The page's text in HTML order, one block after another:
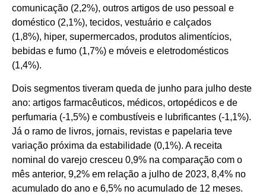
comunicação (2,2%), outros artigos de uso pessoal e
doméstico (2,1%), tecidos, vestuário e calçados
(1,8%), hiper, supermercados, produtos alimentícios,
bebidas e fumo (1,7%) e móveis e eletrodomésticos
(1,4%).
Dois segmentos tiveram queda de junho para julho deste
ano: artigos farmacêuticos, médicos, ortopédicos e de
perfumaria (-1,5%) e combustíveis e lubrificantes (-1,1%).
Já o ramo de livros, jornais, revistas e papelaria teve
variação próxima da estabilidade (0,1%). A receita
nominal do varejo cresceu 0,9% na comparação com o
mês anterior, 9,2% em relação a julho de 2023, 8,4% no
acumulado do ano e 6,5% no acumulado de 12 meses.